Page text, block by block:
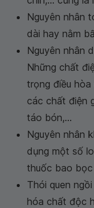
Nguyên nhân
dài hay nằm
Nguyên nhân
Những chất
trọng điều
các chất điện
táo bón,...
Nguyên nhân
dụng một số
thuốc bao bọc
Thói quen
hóa chất độc